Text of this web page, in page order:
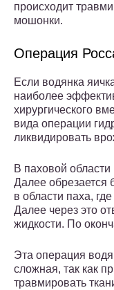
происходит
мошонки.
Операция
Если водянка
наиболее
хирургического
вида операции
ликвидировать
В паховой
Далее обрезается
в области паха,
Далее через это
жидкости. По
Эта операция
сложная, так как
травмировать